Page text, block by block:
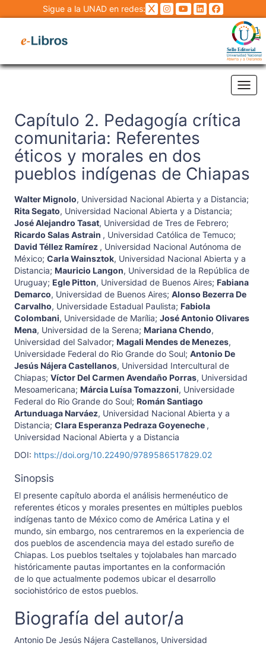
Sigue a la UNAD en redes:
Capítulo 2. Pedagogía crítica
comunitaria: Referentes
éticos y morales en dos
pueblos indígenas de Chiapas
Walter Mignolo, Universidad Nacional Abierta y a Distancia;
Rita Segato, Universidad Nacional Abierta y a Distancia;
José Alejandro Tasat, Universidad de Tres de Febrero;
Ricardo Salas Astrain , Universidad Católica de Temuco;
David Téllez Ramírez , Universidad Nacional Autónoma de
México; Carla Wainsztok, Universidad Nacional Abierta y a
Distancia; Mauricio Langon, Universidad de la República de
Uruguay; Egle Pitton, Universidad de Buenos Aires; Fabiana
Demarco, Universidad de Buenos Aires; Alonso Bezerra De
Carvalho, Universidade Estadual Paulista; Fabiola
Colombani, Universidade de Marília; José Antonio Olivares
Mena, Universidad de la Serena; Mariana Chendo,
Universidad del Salvador; Magali Mendes de Menezes,
Universidade Federal do Rio Grande do Soul; Antonio De
Jesús Nájera Castellanos, Universidad Intercultural de
Chiapas; Víctor Del Carmen Avendaño Porras, Universidad
Mesoamericana; Márcia Luísa Tomazzoni, Universidade
Federal do Rio Grande do Soul; Román Santiago
Artunduaga Narváez, Universidad Nacional Abierta y a
Distancia; Clara Esperanza Pedraza Goyeneche ,
Universidad Nacional Abierta y a Distancia
DOI: https://doi.org/10.22490/9789586517829.02
Sinopsis
El presente capítulo aborda el análisis hermenéutico de
referentes éticos y morales presentes en múltiples pueblos
indígenas tanto de México como de América Latina y el
mundo, sin embargo, nos centraremos en la experiencia de
dos pueblos de ascendencia maya del estado sureño de
Chiapas. Los pueblos tseltales y tojolabales han marcado
históricamente pautas importantes en la conformación
de lo que actualmente podemos ubicar el desarrollo
sociohistórico de estos pueblos.
Biografía del autor/a
Antonio De Jesús Nájera Castellanos, Universidad